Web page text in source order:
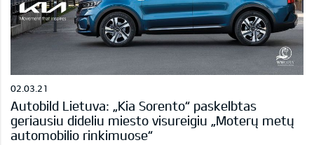
02.03.21
Autobild Lietuva: „Kia Sorento“ paskelbtas
geriausiu dideliu miesto visureigiu „Moterų metų
automobilio rinkimuose“